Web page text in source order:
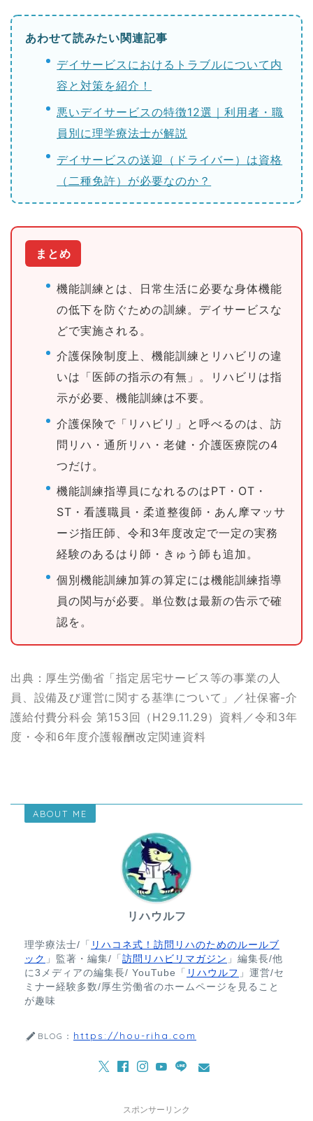
あわせて読みたい関連記事
デイサービスにおけるトラブルについて内
容と対策を紹介！
悪いデイサービスの特徴12選｜利用者・職
員別に理学療法士が解説
デイサービスの送迎（ドライバー）は資格
（二種免許）が必要なのか？
まとめ
機能訓練とは、日常生活に必要な身体機能
の低下を防ぐための訓練。デイサービスな
どで実施される。
介護保険制度上、機能訓練とリハビリの違
いは「医師の指示の有無」。リハビリは指
示が必要、機能訓練は不要。
介護保険で「リハビリ」と呼べるのは、訪
問リハ・通所リハ・老健・介護医療院の4
つだけ。
機能訓練指導員になれるのはPT・OT・
ST・看護職員・柔道整復師・あん摩マッサ
ージ指圧師、令和3年度改定で一定の実務
経験のあるはり師・きゅう師も追加。
個別機能訓練加算の算定には機能訓練指導
員の関与が必要。単位数は最新の告示で確
認を。
出典：厚生労働省「指定居宅サービス等の事業の人
員、設備及び運営に関する基準について」／社保審-介
護給付費分科会 第153回（H29.11.29）資料／令和3年
度・令和6年度介護報酬改定関連資料
ABOUT ME
リハウルフ
理学療法士/「 リハコネ式！訪問リハのためのルールブ
ック 」監著・編集/「 訪問リハビリマガジン 」編集長/他
に3メディアの編集長/ YouTube「 リハウルフ 」運営/セ
ミナー経験多数/厚生労働省のホームページを見ること
が趣味
BLOG： https://hou-riha.com
スポンサーリンク